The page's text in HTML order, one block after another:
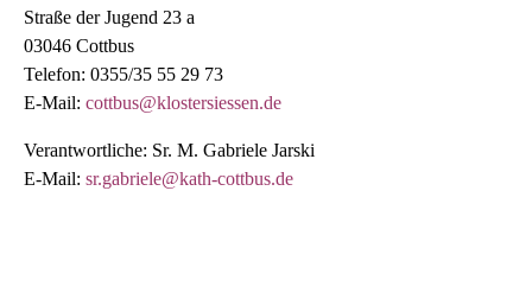
Straße der Jugend 23 a
03046 Cottbus
Telefon: 0355/35 55 29 73
E-Mail: cottbus@klostersiessen.de
Verantwortliche: Sr. M. Gabriele Jarski
E-Mail: sr.gabriele@kath-cottbus.de